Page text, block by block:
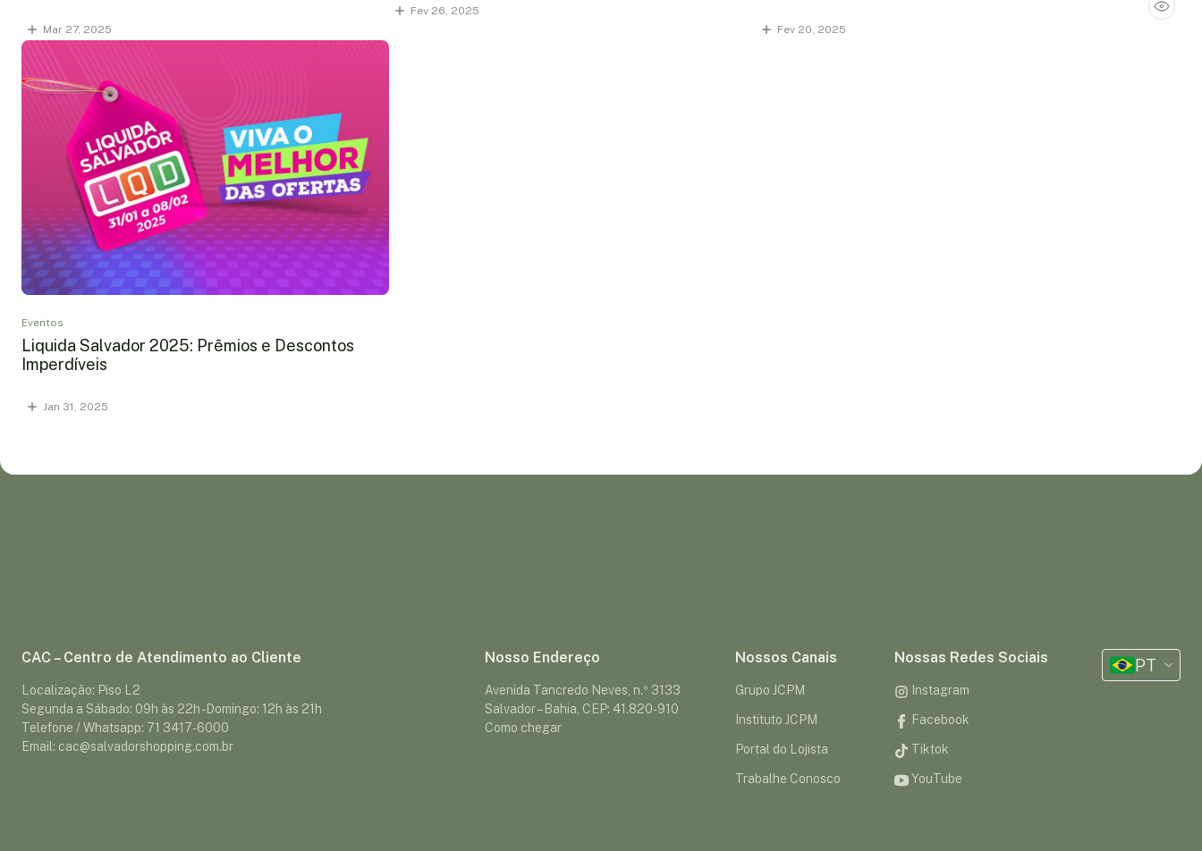
Mar 27, 2025
Fev 26, 2025
Fev 20, 2025
Eventos
Liquida Salvador 2025: Prêmios e Descontos
Imperdíveis
Jan 31, 2025
CAC – Centro de Atendimento ao Cliente
Localização: Piso L2
Segunda a Sábado: 09h às 22h - Domingo: 12h às 21h
Telefone / Whatsapp: 71 3417-6000
Email: cac@salvadorshopping.com.br
Nosso Endereço
Avenida Tancredo Neves, n.º 3133
Salvador – Bahia, CEP: 41.820-910
Como chegar
Nossos Canais
Grupo JCPM
Instituto JCPM
Portal do Lojista
Trabalhe Conosco
Nossas Redes Sociais
Instagram
Facebook
Tiktok
YouTube
PT